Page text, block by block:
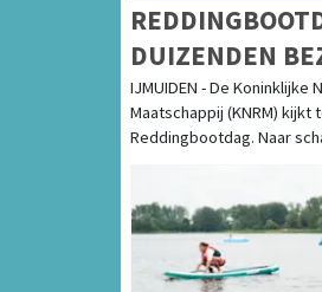
DUIZENDEN
NIEUWE
IJMUIDEN - De Koninklijke
Maatschappij (KNRM)
Reddingbootdag. Naar